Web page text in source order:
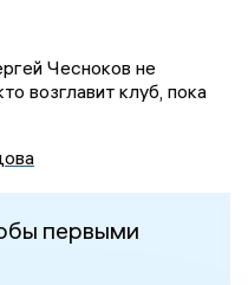
Чесноков не
возглавит клуб, пока
первыми